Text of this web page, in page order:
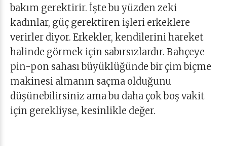
bakım gerektirir. İşte bu yüzden zeki
kadınlar, güç gerektiren işleri erkeklere
verirler diyor. Erkekler, kendilerini hareket
halinde görmek için sabırsızlardır. Bahçeye
pin-pon sahası büyüklüğünde bir çim biçme
makinesi almanın saçma olduğunu
düşünebilirsiniz ama bu daha çok boş vakit
için gerekliyse, kesinlikle değer.